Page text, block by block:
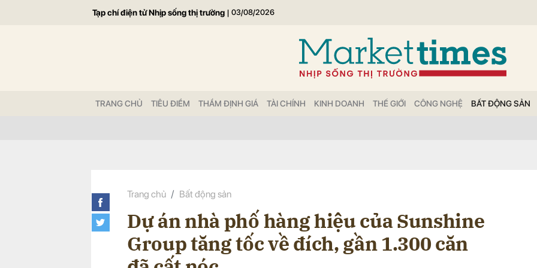
Tạp chí điện tử Nhịp sống thị trường | 03/08/2026
TRANG CHỦ TIÊU ĐIỂM THẨM ĐỊNH GIÁ TÀI CHÍNH KINH DOANH THẾ GIỚI CÔNG NGHỆ BẤT ĐỘNG SẢN
Trang chủ Bất động sản
Dự án nhà phố hàng hiệu của Sunshine
Group tăng tốc về đích, gần 1.300 căn
Gửi bình luận